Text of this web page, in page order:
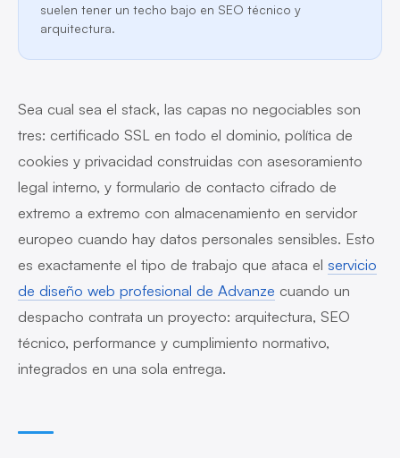
suelen tener un techo bajo en SEO técnico y
arquitectura.
Sea cual sea el stack, las capas no negociables son
tres: certificado SSL en todo el dominio, política de
cookies y privacidad construidas con asesoramiento
legal interno, y formulario de contacto cifrado de
extremo a extremo con almacenamiento en servidor
europeo cuando hay datos personales sensibles. Esto
es exactamente el tipo de trabajo que ataca el servicio
de diseño web profesional de Advanze cuando un
despacho contrata un proyecto: arquitectura, SEO
técnico, performance y cumplimiento normativo,
integrados en una sola entrega.